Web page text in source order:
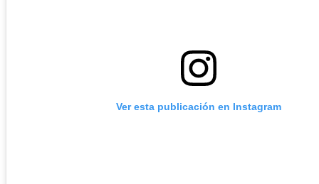
Ver esta publicación en Instagram